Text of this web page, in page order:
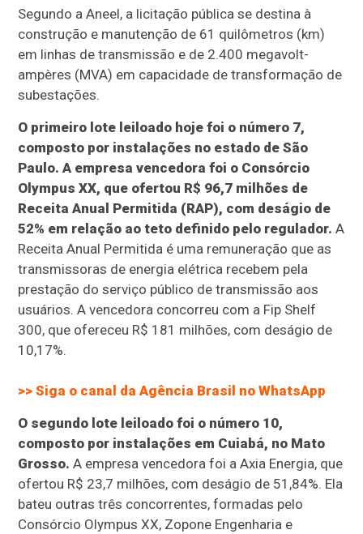
Segundo a Aneel, a licitação pública se destina à
construção e manutenção de 61 quilômetros (km)
em linhas de transmissão e de 2.400 megavolt-
ampères (MVA) em capacidade de transformação de
subestações.
O primeiro lote leiloado hoje foi o número 7,
composto por instalações no estado de São
Paulo. A empresa vencedora foi o Consórcio
Olympus XX, que ofertou R$ 96,7 milhões de
Receita Anual Permitida (RAP), com deságio de
52% em relação ao teto definido pelo regulador. A
Receita Anual Permitida é uma remuneração que as
transmissoras de energia elétrica recebem pela
prestação do serviço público de transmissão aos
usuários. A vencedora concorreu com a Fip Shelf
300, que ofereceu R$ 181 milhões, com deságio de
10,17%.
>> Siga o canal da Agência Brasil no WhatsApp
O segundo lote leiloado foi o número 10,
composto por instalações em Cuiabá, no Mato
Grosso. A empresa vencedora foi a Axia Energia, que
ofertou R$ 23,7 milhões, com deságio de 51,84%. Ela
bateu outras três concorrentes, formadas pelo
Consórcio Olympus XX, Zopone Engenharia e